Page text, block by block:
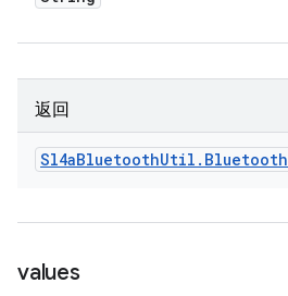
返回
Sl4aBluetoothUtil . Bluetooth
values